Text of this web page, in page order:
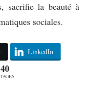
sacrifie la beauté à
sociales.
LinkedIn